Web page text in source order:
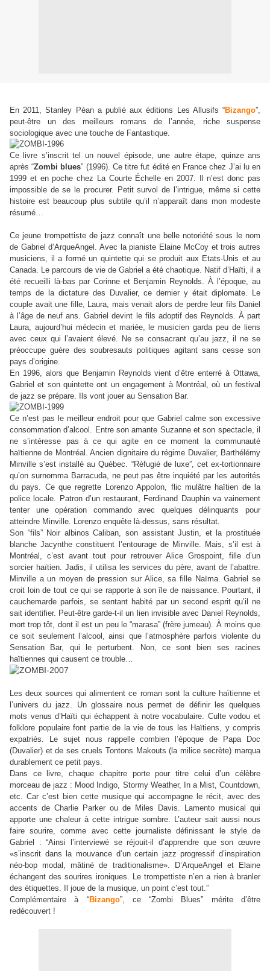
En 2011, Stanley Péan a publié aux éditions Les Allusifs “Bizango”,
peut-être un des meilleurs romans de l’année, riche suspense
sociologique avec une touche de Fantastique.
Ce livre s’inscrit tel un nouvel épisode, une autre étape, quinze ans
après “Zombi blues” (1996). Ce titre fut édité en France chez J’ai lu en
1999 et en poche chez La Courte Échelle en 2007. Il n’est donc pas
impossible de se le procurer. Petit survol de l’intrigue, même si cette
histoire est beaucoup plus subtile qu’il n’apparaît dans mon modeste
résumé…
Ce jeune trompettiste de jazz connaît une belle notoriété sous le nom
de Gabriel d’ArqueAngel. Avec la pianiste Elaine McCoy et trois autres
musiciens, il a formé un quintette qui se produit aux Etats-Unis et au
Canada. Le parcours de vie de Gabriel a été chaotique. Natif d’Haïti, il a
été recueilli là-bas par Corinne et Benjamin Reynolds. À l’époque, au
temps de la dictature des Duvalier, ce dernier y était diplomate. Le
couple avait une fille, Laura, mais venait alors de perdre leur fils Daniel
à l’âge de neuf ans. Gabriel devint le fils adoptif des Reynolds. À part
Laura, aujourd’hui médecin et mariée, le musicien garda peu de liens
avec ceux qui l’avaient élevé. Ne se consacrant qu’au jazz, il ne se
préoccupe guère des soubresauts politiques agitant sans cesse son
pays d’origine.
En 1996, alors que Benjamin Reynolds vient d’être enterré à Ottawa,
Gabriel et son quintette ont un engagement à Montréal, où un festival
de jazz se prépare. Ils vont jouer au Sensation Bar.
Ce n’est pas le meilleur endroit pour que Gabriel calme son excessive
consommation d’alcool. Entre son amante Suzanne et son spectacle, il
ne s’intéresse pas à ce qui agite en ce moment la communauté
haïtienne de Montréal. Ancien dignitaire du régime Duvalier, Barthélémy
Minville s’est installé au Québec. “Réfugié de luxe”, cet ex-tortionnaire
qu’on surnomma Barracuda, ne peut pas être inquiété par les autorités
du pays. Ce que regrette Lorenzo Appolon, flic mulâtre haïtien de la
police locale. Patron d’un restaurant, Ferdinand Dauphin va vainement
tenter une opération commando avec quelques délinquants pour
atteindre Minville. Lorenzo enquête là-dessus, sans résultat.
Son “fils”Noir albinos Caliban, son assistant Justin, et la prostituée
blanche Jacynthe constituent l’entourage de Minville. Mais, s’il est à
Montréal, c’est avant tout pour retrouver Alice Grospoint, fille d’un
sorcier haïtien. Jadis, il utilisa les services du père, avant de l’abattre.
Minville a un moyen de pression sur Alice, sa fille Naïma. Gabriel se
croit loin de tout ce qui se rapporte à son île de naissance. Pourtant, il
cauchemarde parfois, se sentant habité par un second esprit qu’il ne
sait identifier. Peut-être garde-t-il un lien invisible avec Daniel Reynolds,
mort trop tôt, dont il est un peu le “marasa”(frère jumeau). À moins que
ce soit seulement l’alcool, ainsi que l’atmosphère parfois violente du
Sensation Bar, qui le perturbent. Non, ce sont bien ses racines
haïtiennes qui causent ce trouble…
Les deux sources qui alimentent ce roman sont la culture haïtienne et
l’univers du jazz. Un glossaire nous permet de définir les quelques
mots venus d’Haïti qui échappent à notre vocabulaire. Culte vodou et
folklore populaire font partie de la vie de tous les Haïtiens, y compris
expatriés. Le sujet nous rappelle combien l’époque de Papa Doc
(Duvalier) et de ses cruels Tontons Makouts (la milice secrète) marqua
durablement ce petit pays.
Dans ce livre, chaque chapitre porte pour titre celui d’un célèbre
morceau de jazz : Mood Indigo, Stormy Weather, In a Mist, Countdown,
etc. Car c’est bien cette musique qui accompagne le récit, avec des
accents de Charlie Parker ou de Miles Davis. Lamento musical qui
apporte une chaleur à cette intrigue sombre. L’auteur sait aussi nous
faire sourire, comme avec cette journaliste définissant le style de
Gabriel :“Ainsi l’interviewé se réjouit-il d’apprendre que son œuvre
«s’inscrit dans la mouvance d’un certain jazz progressif d’inspiration
néo-bop modal, mâtiné de traditionalisme». D’ArqueAngel et Elaine
échangent des sourires ironiques. Le trompettiste n’en a rien à branler
des étiquettes. Il joue de la musique, un point c’est tout.”
Complémentaire à “Bizango”, ce“Zombi Blues” mérite d’être
redécouvert !